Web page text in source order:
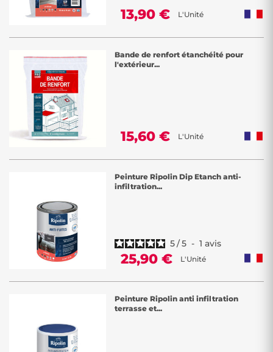
13,90 € L'Unité
Bande de renfort étanchéité pour
l'extérieur...
15,60 € L'Unité
Peinture Ripolin Dip Etanch anti-
infiltration...
5/5 - 1 avis
25,90 € L'Unité
Peinture Ripolin anti infiltration
terrasse et...